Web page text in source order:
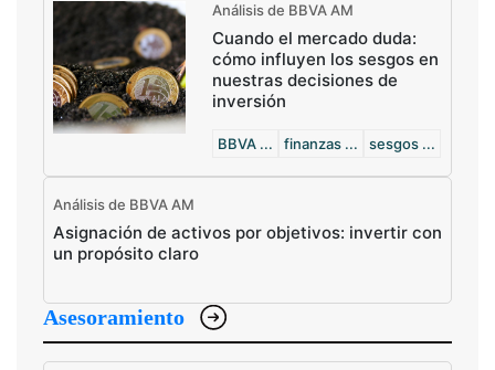
Análisis de BBVA AM
Cuando el mercado duda:
cómo influyen los sesgos en
nuestras decisiones de
inversión
BBVA ... finanzas ... sesgos ...
Análisis de BBVA AM
Asignación de activos por objetivos: invertir con
un propósito claro
Asesoramiento